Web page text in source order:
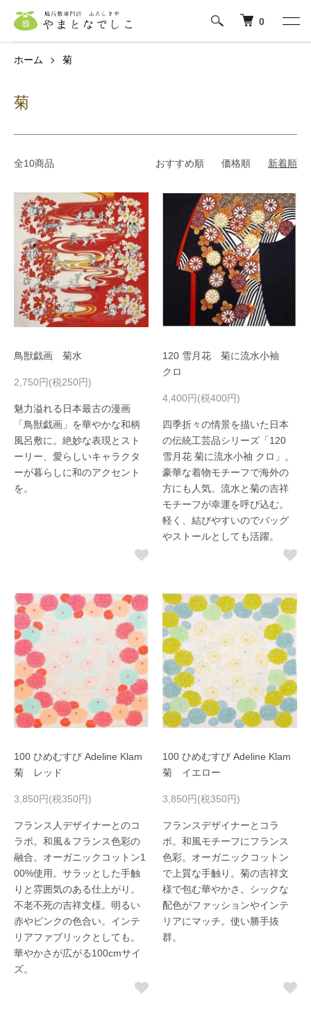
0
ホーム 菊
菊
全10商品 おすすめ順 価格順 新着順
鳥獣戯画 菊水
2,750円(税250円)
魅力溢れる日本最古の漫画
「鳥獣戯画」を華やかな和柄
風呂敷に。絶妙な表現とスト
ーリー、愛らしいキャラクタ
ーが暮らしに和のアクセント
を。
120 雪月花 菊に流水小袖
クロ
4,400円(税400円)
四季折々の情景を描いた日本
の伝統工芸品シリーズ「120
雪月花 菊に流水小袖 クロ」。
豪華な着物モチーフで海外の
方にも人気。流水と菊の吉祥
モチーフが幸運を呼び込む。
軽く、結びやすいのでバッグ
やストールとしても活躍。
100 ひめむすび Adeline Klam
菊 レッド
3,850円(税350円)
フランス人デザイナーとのコ
ラボ。和風＆フランス色彩の
融合。オーガニックコットン1
00%使用。サラッとした手触
りと雰囲気のある仕上がり。
不老不死の吉祥文様。明るい
赤やピンクの色合い。インテ
リアファブリックとしても。
華やかさが広がる100cmサイ
ズ。
100 ひめむすび Adeline Klam
菊 イエロー
3,850円(税350円)
フランスデザイナーとコラ
ボ。和風モチーフにフランス
色彩。オーガニックコットン
で上質な手触り。菊の吉祥文
様で包む華やかさ。シックな
配色がファッションやインテ
リアにマッチ。使い勝手抜
群。